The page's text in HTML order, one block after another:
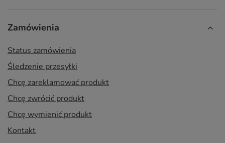
Zamówienia
Status zamówienia
Śledzenie przesyłki
Chcę zareklamować produkt
Chcę zwrócić produkt
Chcę wymienić produkt
Kontakt